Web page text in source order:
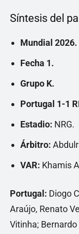
Síntesis del
Mundial 2026.
Fecha 1.
Grupo K.
Portugal 1-1
Estadio: NRG.
Árbitro:
VAR: Khamis
Portugal: Diogo
Araújo, Renato
Vitinha;